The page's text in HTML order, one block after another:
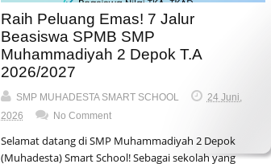
Raih Peluang Emas! 7 Jalur
Beasiswa SPMB SMP
Muhammadiyah 2 Depok T.A
2026/2027
SMP MUHADESTA SMART SCHOOL
24 Juni,
2026
No Comment
Selamat datang di SMP Muhammadiyah 2 Depok
(Muhadesta) Smart School! Sebagai sekolah yang